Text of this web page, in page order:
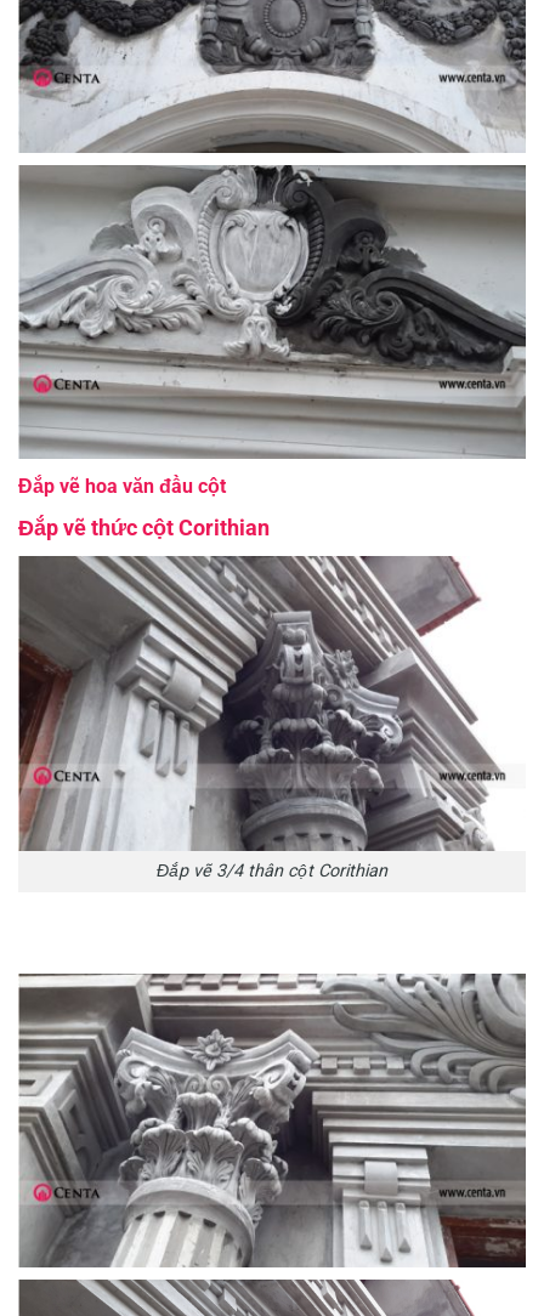
Đắp vẽ hoa văn đầu cột
Đắp vẽ thức cột Corithian
Đắp vẽ 3/4 thân cột Corithian